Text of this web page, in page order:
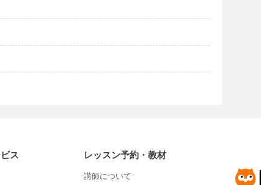
ス レッスン予約・教材
講師について